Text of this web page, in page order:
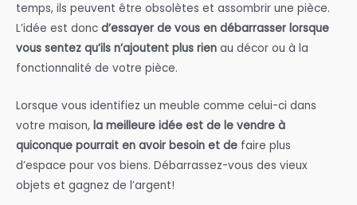
temps, ils peuvent être obsolètes et assombrir une pièce.
L’idée est donc d’essayer de vous en débarrasser lorsque
vous sentez qu’ils n’ajoutent plus rien au décor ou à la
fonctionnalité de votre pièce.
Lorsque vous identifiez un meuble comme celui-ci dans
votre maison, la meilleure idée est de le vendre à
quiconque pourrait en avoir besoin et de faire plus
d’espace pour vos biens. Débarrassez-vous des vieux
objets et gagnez de l’argent!